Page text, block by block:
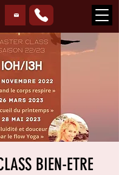
BIEN-ETRE